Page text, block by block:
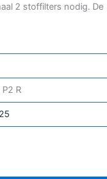
2 stoffilters nodig. De
R